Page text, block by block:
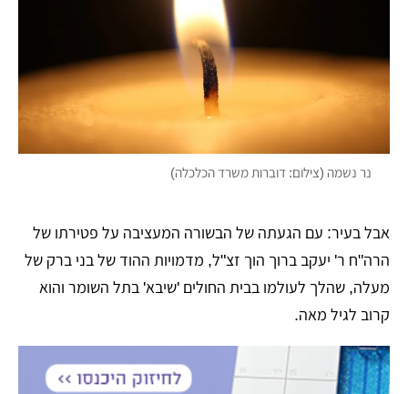
נר נשמה (צילום: דוברות משרד הכלכלה)
​אבל בעיר: עם הגעתה של הבשורה המעציבה על פטירתו של
הרה"ח ר' יעקב ברוך הוך זצ"ל, מדמויות ההוד של בני ברק של
מעלה, שהלך לעולמו בבית החולים 'שיבא' בתל השומר והוא
קרוב לגיל מאה.